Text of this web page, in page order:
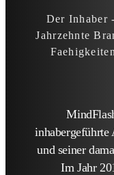
Der Inhaber
Jahrzehnte
und seiner
Im Jahr